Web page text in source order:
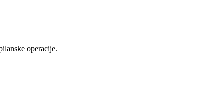
operacije.